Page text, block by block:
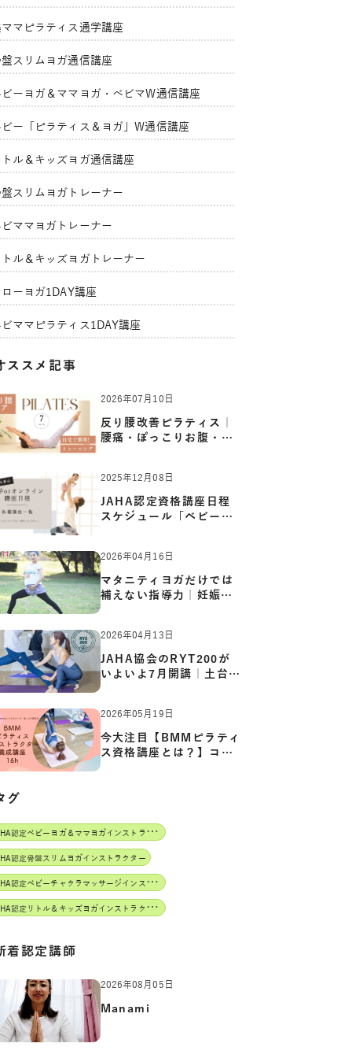
マピラティス通学講座
スリムヨガ通信講座
ーヨガ＆ママヨガ・ベビマW通信講座
ー「ピラティス＆ヨガ」W通信講座
ル＆キッズヨガ通信講座
スリムヨガトレーナー
ママヨガトレーナー
ル＆キッズヨガトレーナー
ーヨガ1DAY講座
ママピラティス1DAY講座
ススメ記事
2026年07月10日
反り腰改善ピラティス｜
腰痛・ぽっこりお腹・姿
2025年12月08日
JAHA認定資格講座日程
スケジュール「ベビーヨ
2026年04月16日
マタニティヨガだけでは
補えない指導力｜妊娠期
の体…
2026年04月13日
JAHA協会のRYT200が
いよいよ7月開講｜土台か
ら応用ま…
2026年05月19日
今大注目【BMMピラティ
ス資格講座とは？】コア
からカ…
グ
J
AHA認定ベビーヨガ＆ママヨガインストラクター
認定骨盤スリムヨガインストラクター
J
AHA認定ベビーチャクラマッサージインストラクター
J
AHA認定リトル＆キッズヨガインストラクター
着認定講師
2026年08月05日
Manami